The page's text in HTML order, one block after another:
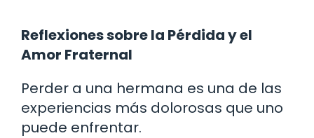
Reflexiones sobre la Pérdida y el
Amor Fraternal
Perder a una hermana es una de las
experiencias más dolorosas que uno
puede enfrentar.